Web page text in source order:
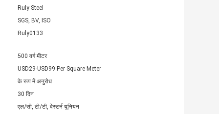
Ruly Steel
SGS, BV, ISO
Ruly0133
500 वर्ग मीटर
USD29-USD99 Per Square Meter
के रूप में अनुरोध
30 दिन
एल/सी, टी/टी, वेस्टर्न यूनियन